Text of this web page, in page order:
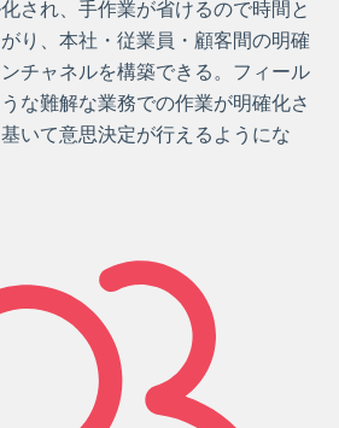
され、手作業が省けるので時間と
り、本社・従業員・顧客間の明確
チャネルを構築できる。フィール
な難解な業務での作業が明確化さ
いて意思決定が行えるようにな